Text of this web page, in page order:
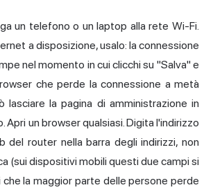
un telefono o un laptop alla rete Wi-Fi.
a disposizione, usalo: la connessione
nel momento in cui clicchi su "Salva" e
che perde la connessione a metà
lasciare la pagina di amministrazione in
Apri un browser qualsiasi. Digita l'indirizzo
del router nella barra degli indirizzi, non
(sui dispositivi mobili questi due campi si
che la maggior parte delle persone perde